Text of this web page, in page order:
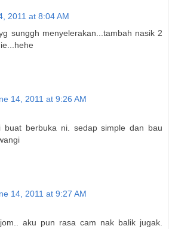
2011 at 8:04 AM
sunggh menyelerakan...tambah nasik 2
14, 2011 at 9:26 AM
buat berbuka ni. sedap simple dan bau
14, 2011 at 9:27 AM
aku pun rasa cam nak balik jugak.